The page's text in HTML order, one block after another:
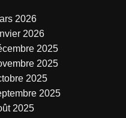
2026
2026
2025
2025
2025
2025
2025